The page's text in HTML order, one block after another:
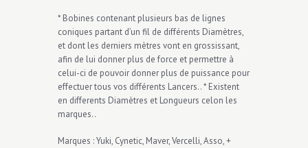
* Bobines contenant plusieurs bas de lignes
coniques partant d’un fil de différents Diamètres,
et dont les derniers mètres vont en grossissant,
afin de lui donner plus de force et permettre à
celui-ci de pouvoir donner plus de puissance pour
effectuer tous vos différents Lancers.. * Existent
en differents Diamètres et Longueurs celon les
marques..
Marques : Yuki, Cynetic, Maver, Vercelli, Asso, +